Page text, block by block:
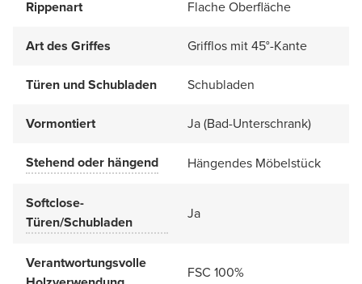
Rippenart Flache Oberfläche
Art des Griffes Grifflos mit 45°-Kante
Türen und Schubladen Schubladen
Vormontiert Ja (Bad-Unterschrank)
Stehend oder hängend Hängendes Möbelstück
Softclose-
Türen/Schubladen
Ja
Verantwortungsvolle
FSC 100%